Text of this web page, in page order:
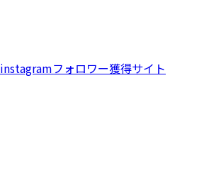
instagramフォロワー獲得サイト